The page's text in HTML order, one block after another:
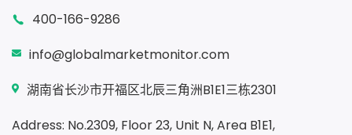
400-166-9286
info@globalmarketmonitor.com
湖南省长沙市开福区北辰三角洲B1E1三栋2301
Address: No.2309, Floor 23, Unit N, Area B1E1,